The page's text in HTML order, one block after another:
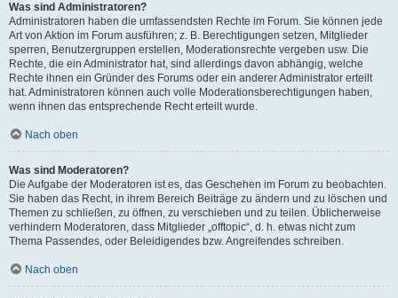
Was sind Administratoren?
Administratoren haben die umfassendsten Rechte im Forum. Sie können jede
Art von Aktion im Forum ausführen; z. B. Berechtigungen setzen, Mitglieder
sperren, Benutzergruppen erstellen, Moderationsrechte vergeben usw. Die
Rechte, die ein Administrator hat, sind allerdings davon abhängig, welche
Rechte ihnen ein Gründer des Forums oder ein anderer Administrator erteilt
hat. Administratoren können auch volle Moderationsberechtigungen haben,
wenn ihnen das entsprechende Recht erteilt wurde.
Nach oben
Was sind Moderatoren?
Die Aufgabe der Moderatoren ist es, das Geschehen im Forum zu beobachten.
Sie haben das Recht, in ihrem Bereich Beiträge zu ändern und zu löschen und
Themen zu schließen, zu öffnen, zu verschieben und zu teilen. Üblicherweise
verhindern Moderatoren, dass Mitglieder „offtopic“, d. h. etwas nicht zum
Thema Passendes, oder Beleidigendes bzw. Angreifendes schreiben.
Nach oben